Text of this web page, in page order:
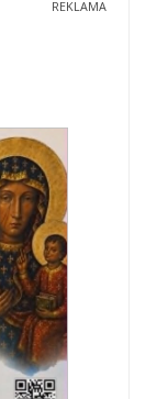
REKLAMA